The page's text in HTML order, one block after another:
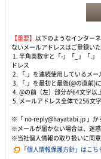
【重要】 以下のようなインター
ないメールアドレスはご登録いた
1. 半角英数字と「-」「_」「.
ドレス
2. 「.」を連続使用しているメー
3. 「.」を最初と最後(@の直前)
4. @の前（左）部分が64文字以
5. メールアドレス全体で256文
※「 no-reply@hayatabi.jp 」か
※メールが届かない場合は、迷
※当社個人情報の取り扱いに同意
「個人情報保護方針」はこち